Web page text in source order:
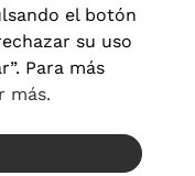
y condiciones
de cookies
España
el botón
su uso
Para más
más.